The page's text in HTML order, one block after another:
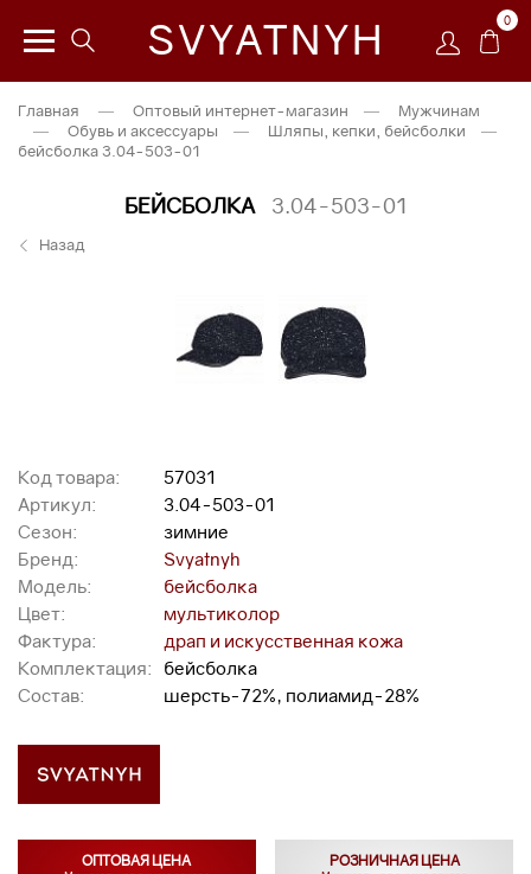
SVYATNYH 0
Главная — Оптовый интернет-магазин —
Мужчинам
—
Обувь и аксессуары — Шляпы, кепки, бейсболки
—
бейсболка 3.04-503-01
БЕЙСБОЛКА 3.04-503-01
Назад
Код товара:
57031
Артикул:
3.04-503-01
Сезон:
зимние
Бренд:
Svyatnyh
Модель:
бейсболка
Цвет:
мультиколор
Фактура:
драп и искусственная кожа
Комплектация:
бейсболка
Состав:
шерсть-72%, полиамид-28%
ОПТОВАЯ ЦЕНА РОЗНИЧНАЯ ЦЕНА